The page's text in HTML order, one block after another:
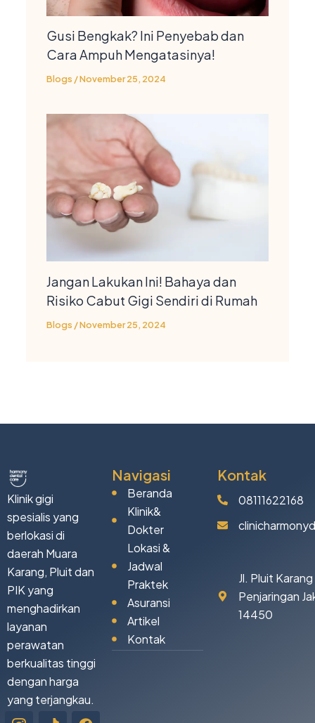
Gusi Bengkak? Ini Penyebab dan
Cara Ampuh Mengatasinya!
Blogs /November 25, 2024
Jangan Lakukan Ini! Bahaya dan
Risiko Cabut Gigi Sendiri di Rumah
Blogs /November 25, 2024
Klinik gigi
spesialis yang
berlokasi di
daerah Muara
Karang, Pluit dan
PIK yang
menghadirkan
layanan
perawatan
berkualitas tinggi
dengan harga
yang terjangkau.
Icon-TiktokFacebook
Navigasi
Beranda
Klinik&
Dokter
Lokasi &
Jadwal
Praktek
Asuransi
Artikel
Kontak
Kontak
08111622168
Jl. Pluit
Penjaringan
14450